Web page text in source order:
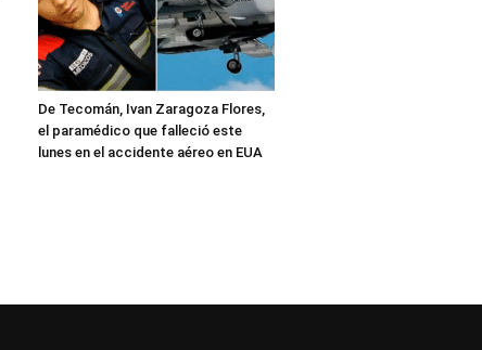
De Tecomán, Ivan Zaragoza Flores,
el paramédico que falleció este
lunes en el accidente aéreo en EUA